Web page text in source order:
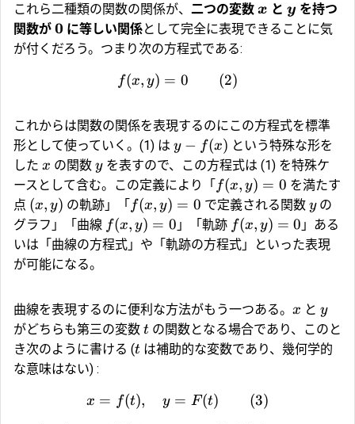
これら二種類の関数の関係が、 二つの変数 x と yを持つ
関数が 0 に等しい関係として完全に表現できることに気
が付くだろう。つまり次の方程式である:
f(x, y) = 0 (2)
これからは関数の関係を表現するのにこの方程式を標準
形として使っていく。(1) は y − f(x) という特殊な形を
した x の関数 yを表すので、この方程式は (1) を特殊ケ
ースとして含む。この定義により「 f(x, y) = 0 を満たす
点 (x, y) の軌跡」「 f(x, y) = 0 で定義される関数 yの
グラフ」「曲線 f(x, y) = 0 」「軌跡 f(x, y) = 0 」ある
いは「曲線の方程式」や「軌跡の方程式」といった表現
が可能になる。
曲線を表現するのに便利な方法がもう一つある。 x と y
がどちらも第三の変数 t の関数となる場合であり、このと
き次のように書ける (t は補助的な変数であり、幾何学的
な意味はない) :
x = f(t), y = F(t) (3)